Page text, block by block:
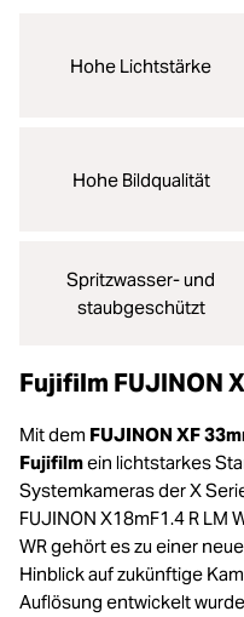
Hohe Lichtstärke
Hohe Bildqualität
Spritzwasser- und
staubgeschützt
Fujifilm FUJINON
Mit dem FUJINON XF
Fujifilmein lichtstarkes
Systemkameras der X
FUJINON X18mF1.4 R LM
WR gehört es zu einer
Hinblick auf zukünftige
Auflösung entwickelt